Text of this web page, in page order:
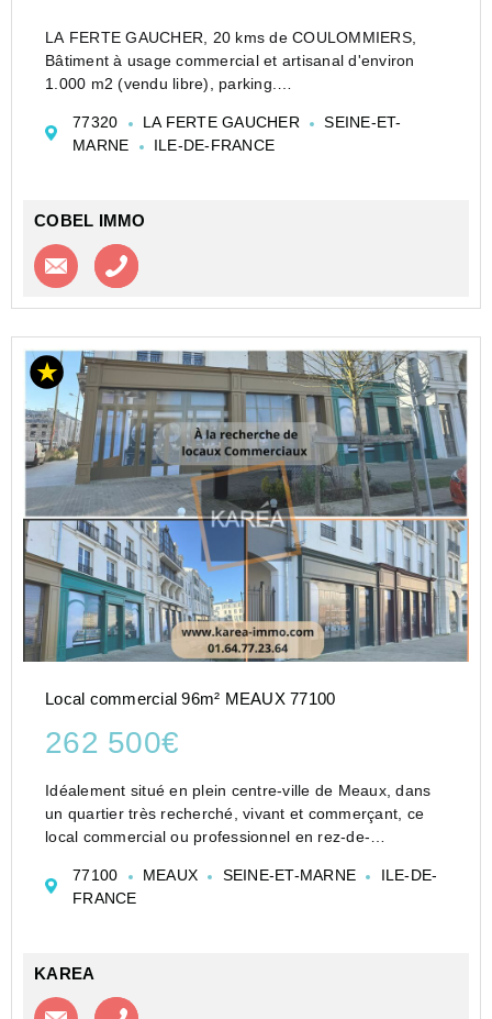
LA FERTE GAUCHER, 20 kms de COULOMMIERS,
Bâtiment à usage commercial et artisanal d'environ
1.000 m2 (vendu libre), parking.
77320
LA FERTE GAUCHER
SEINE-ET-
MARNE
ILE-DE-FRANCE
COBEL IMMO
Contacter l'agence
Local commercial 96m² MEAUX 77100
262 500€
Idéalement situé en plein centre-ville de Meaux, dans
un quartier très recherché, vivant et commerçant, ce
local commercial ou professionnel en rez-de-
offre une excellente opportunité pour implanter ou
développe...
77100 MEAUX SEINE-ET-MARNE
ILE-DE-
FRANCE
KAREA
Contacter l'agence